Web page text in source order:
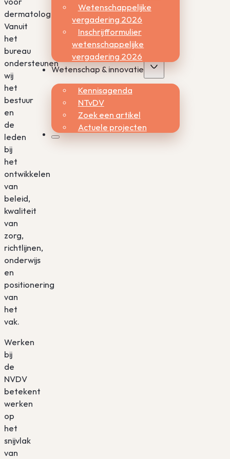
Wetenschappelijke
vergadering 2026
Inschrijfformulier
wetenschappelijke
vergadering 2026
Wetenschap & innovatie
Kennisagenda
NTvDV
Zoek een artikel
Actuele projecten
dermatologen.
Vanuit
het
bureau
ondersteunen
wij
het
bestuur
en
de
leden
bij
het
ontwikkelen
van
beleid,
kwaliteit
van
zorg,
richtlijnen,
onderwijs
en
positionering
van
het
vak.
Werken
bij
de
NVDV
betekent
werken
op
het
snijvlak
van